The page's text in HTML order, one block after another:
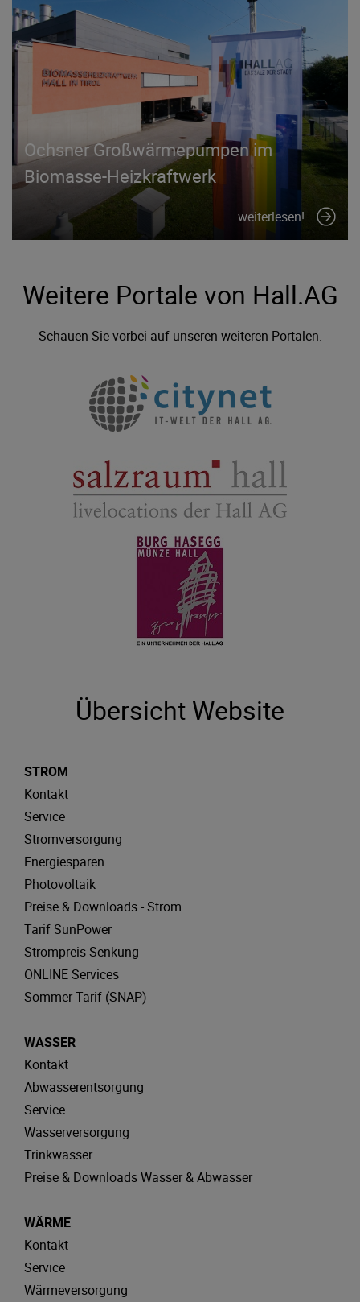
Ochsner Großwärmepumpen im
Biomasse-Heizkraftwerk
weiterlesen!
Weitere Portale von Hall.AG
Schauen Sie vorbei auf unseren weiteren Portalen.
Übersicht Website
STROM
Kontakt
Service
Stromversorgung
Energiesparen
Photovoltaik
Preise & Downloads - Strom
Tarif SunPower
Strompreis Senkung
ONLINE Services
Sommer-Tarif (SNAP)
WASSER
Kontakt
Abwasserentsorgung
Service
Wasserversorgung
Trinkwasser
Preise & Downloads Wasser & Abwasser
WÄRME
Kontakt
Service
Wärmeversorgung